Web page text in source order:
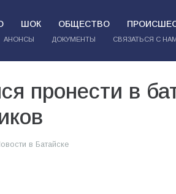
ШОК ОБЩЕСТВО
АНОНСЫ ДОКУМЕНТЫ СВЯЗАТЬСЯ С
пронести в
в Батайске